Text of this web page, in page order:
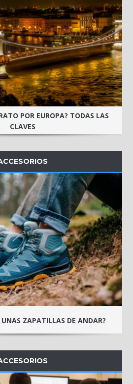
POR EUROPA? TODAS LAS
CLAVES
ZAPATILLAS DE ANDAR?